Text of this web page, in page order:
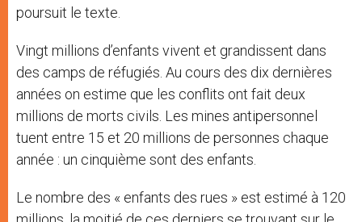
poursuit le texte.
Vingt millions d’enfants vivent et grandissent dans
des camps de réfugiés. Au cours des dix dernières
années on estime que les conflits ont fait deux
millions de morts civils. Les mines antipersonnel
tuent entre 15 et 20 millions de personnes chaque
année : un cinquième sont des enfants.
Le nombre des « enfants des rues » est estimé à 120